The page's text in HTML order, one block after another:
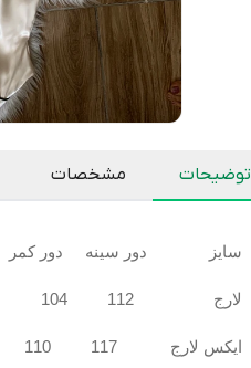
توضیحات مشخصات
سایز دور سینه دور کمر
لارج 112 104 110
ایکس لارج 117 110 114